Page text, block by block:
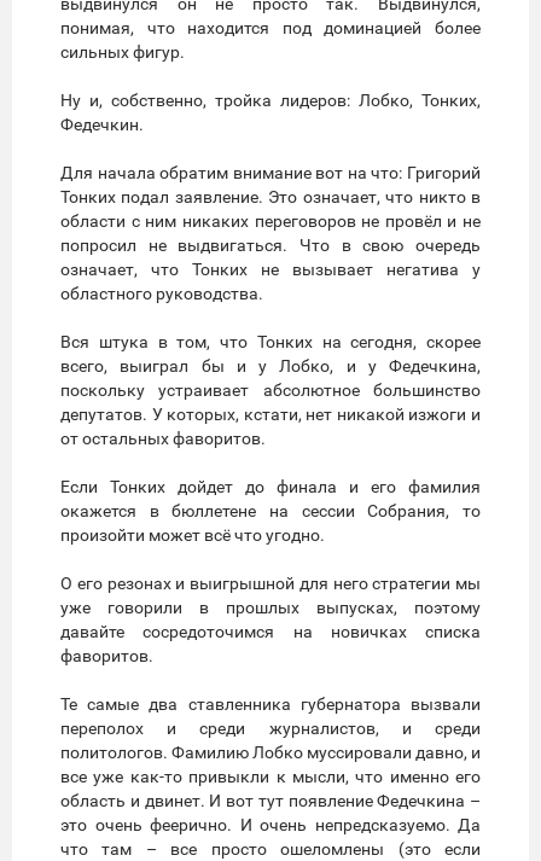
выдвинулся он не просто так. Выдвинулся,
понимая, что находится под доминацией более
сильных фигур.
Ну и, собственно, тройка лидеров: Лобко, Тонких,
Федечкин.
Для начала обратим внимание вот на что: Григорий
Тонких подал заявление. Это означает, что никто в
области с ним никаких переговоров не провёл и не
попросил не выдвигаться. Что в свою очередь
означает, что Тонких не вызывает негатива у
областного руководства.
Вся штука в том, что Тонких на сегодня, скорее
всего, выиграл бы и у Лобко, и у Федечкина,
поскольку устраивает абсолютное большинство
депутатов. У которых, кстати, нет никакой изжоги и
от остальных фаворитов.
Если Тонких дойдет до финала и его фамилия
окажется в бюллетене на сессии Собрания, то
произойти может всё что угодно.
О его резонах и выигрышной для него стратегии мы
уже говорили в прошлых выпусках, поэтому
давайте сосредоточимся на новичках списка
фаворитов.
Те самые два ставленника губернатора вызвали
переполох и среди журналистов, и среди
политологов. Фамилию Лобко муссировали давно, и
все уже как-то привыкли к мысли, что именно его
область и двинет. И вот тут появление Федечкина –
это очень феерично. И очень непредсказуемо. Да
что там – все просто ошеломлены (это если